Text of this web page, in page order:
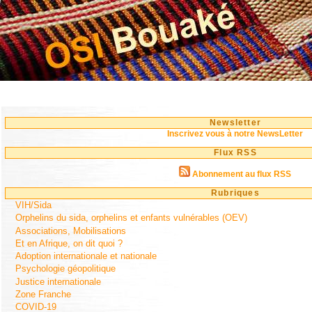
Newsletter
Inscrivez vous à notre NewsLetter
Flux RSS
Abonnement au flux RSS
Rubriques
VIH/Sida
Orphelins du sida, orphelins et enfants vulnérables (OEV)
Associations, Mobilisations
Et en Afrique, on dit quoi ?
Adoption internationale et nationale
Psychologie géopolitique
Justice internationale
Zone Franche
COVID-19